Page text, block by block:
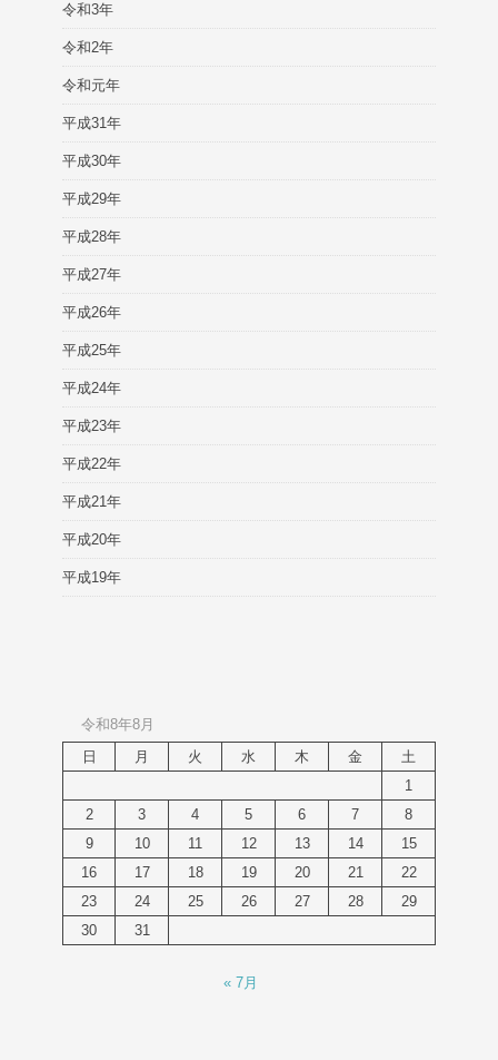
令和3年
令和2年
令和元年
平成31年
平成30年
平成29年
平成28年
平成27年
平成26年
平成25年
平成24年
平成23年
平成22年
平成21年
平成20年
平成19年
令和8年8月
日
月 火 水 木 金
土
1
2
3 4 5 6 7
8
9
10 11 12 13 14
15
16
17 18 19 20 21
22
23
24 25 26 27 28
29
30
31
« 7月